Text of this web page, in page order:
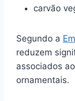
carvão
Segundo a
reduzem
associados
ornamentais.